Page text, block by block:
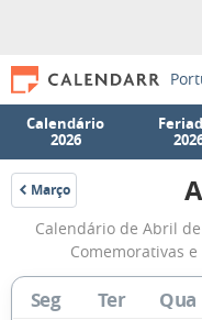
Calendário
2026
Março
1903
Calendário de Abril
Comemorativas
Seg Ter Qua